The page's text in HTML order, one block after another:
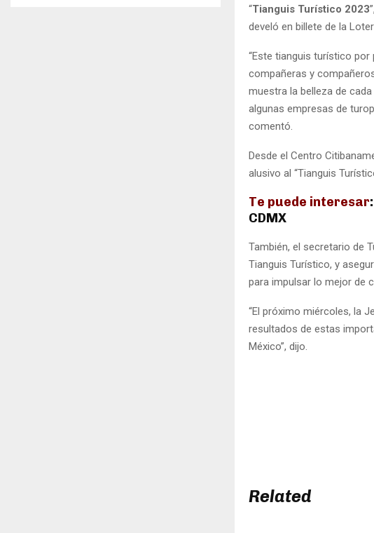
“Tianguis Turístico 2023
develó en billete de la
“Este tianguis turístico por
compañeras y
muestra la belleza de
algunas empresas de
comentó.
Desde el Centro
alusivo al “Tianguis
Te puede interesar
CDMX
También, el secretario de
Tianguis Turístico, y
para impulsar lo mejor de
“El próximo miércoles, la
resultados de estas
México”, dijo.
Related